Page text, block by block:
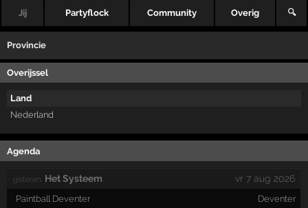
Jij Partyflock Community Overig 🔍
Provincie
Overijssel
Land
Nederland
Agenda
gisteren: Het Systeem vr 7 aug 2026
Paintball Deventer Deventer